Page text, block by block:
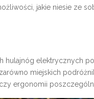
jakie niesie ze
hulajnóg elektrycznych
miejskich
ergonomii